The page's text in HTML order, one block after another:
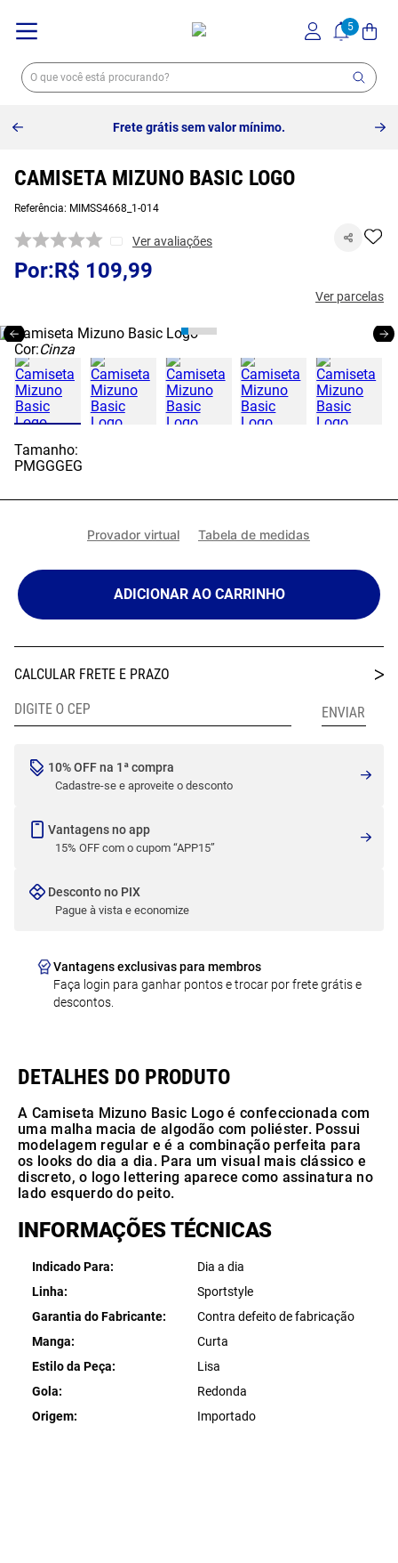
Frete grátis sem valor mínimo.
CAMISETA MIZUNO BASIC LOGO
Referência: MIMSS4668_1-014
Ver avaliações
R$ 109,99
Ver parcelas
Cor:Cinza
Tamanho:
PMGGGEG
Provador virtual Tabela de medidas
ADICIONAR AO CARRINHO
10% OFF na 1ª compra
Cadastre-se e aproveite o desconto
Vantagens no app
15% OFF com o cupom “APP15”
Desconto no PIX
Pague à vista e economize
Vantagens exclusivas para membros
Faça login para ganhar pontos e trocar por frete grátis e
descontos.
A Camiseta Mizuno Basic Logo é confeccionada com
uma malha macia de algodão com poliéster. Possui
modelagem regular e é a combinação perfeita para
os looks do dia a dia. Para um visual mais clássico e
discreto, o logo lettering aparece como assinatura no
lado esquerdo do peito.
INFORMAÇÕES TÉCNICAS
Indicado Para
Dia a dia
Linha
Sportstyle
Garantia do Fabricante
Contra defeito de fabricação
Manga
Curta
Estilo da Peça
Lisa
Gola
Redonda
Origem
Importado